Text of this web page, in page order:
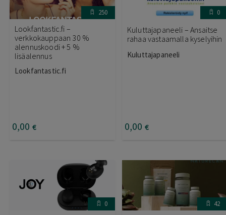
250
Lookfantastic.fi –
verkkokauppaan 30 %
alennuskoodi + 5 %
lisäalennus
Lookfantastic.fi
0,00 €
0
Kuluttajapaneeli – Ansaitse
rahaa vastaamalla kyselyihin
Kuluttajapaneeli
0,00 €
0 42